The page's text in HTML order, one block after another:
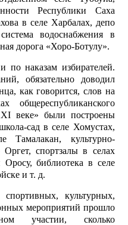
Республики Саха
в селе Харбалах, депо
водоснабжения в
дорога «Хоро-Ботулу».
по наказам избирателей.
обязательно доводил
как говорится, слов на
веке» были построены
сад в селе Хомустах,
Тамалакан, культурно-
спортзалы в селах
библиотека в селе
и т. д.
спортивных, культурных,
мероприятий прошло
участии, сколько